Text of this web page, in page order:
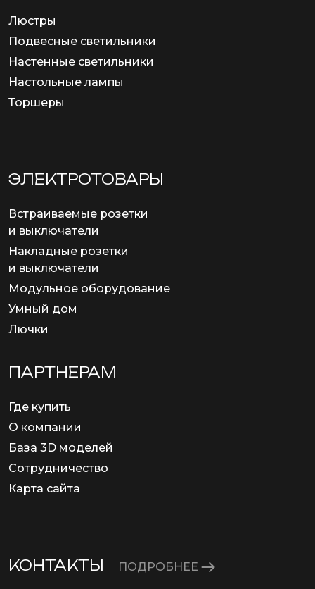
Люстры
Подвесные светильники
Настенные светильники
Настольные лампы
Торшеры
ЭЛЕКТРОТОВАРЫ
Встраиваемые розетки
и выключатели
Накладные розетки
и выключатели
Модульное оборудование
Умный дом
Лючки
ПАРТНЕРАМ
Где купить
О компании
База 3D моделей
Сотрудничество
Карта сайта
КОНТАКТЫ ПОДРОБНЕЕ